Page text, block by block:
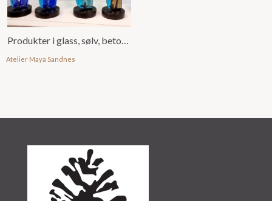
Atelier Maya Sandnes